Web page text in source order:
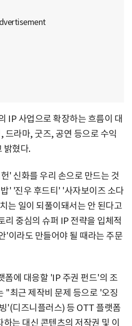
IP 사업으로 확장하는 흐름이 대
드라마, 굿즈, 공연 등으로 수익
밝혔다.
' 신화를 우리 손으로 만드는 것
' '진우 후드티' '사자보이즈 소다
는 일이 되풀이돼서는 안 된다고
리 중심의 슈퍼 IP 전략을 입체적
'이라도 만들어야 될 때라는 주문
폼에 대응할 'IP 주권 펀드'의 조
"최근 제작비 문제 등으로 '오징
'(디즈니플러스) 등 OTT 플랫폼
는 대신 콘텐츠의 저작권 및 이